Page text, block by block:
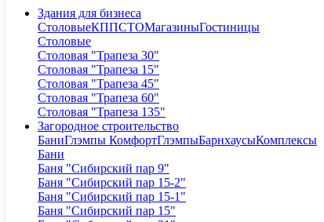
Здания для бизнеса
СтоловыеКППСТОМагазиныГостиницы
Столовые
Столовая "Трапеза 30"
Столовая "Трапеза 15"
Столовая "Трапеза 45"
Столовая "Трапеза 60"
Столовая "Трапеза 135"
Загородное строительство
БаниГлэмпы КомфортГлэмпыБарнхаусыКомплексы
Бани
Баня "Сибирский пар 9"
Баня "Сибирский пар 15-2"
Баня "Сибирский пар 15-1"
Баня "Сибирский пар 15"